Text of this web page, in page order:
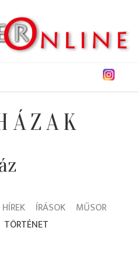
HÍREK ÍRÁSOK
MŰSOR
TÖRTÉNET